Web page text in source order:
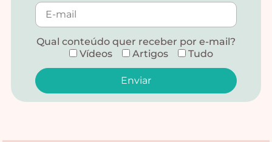
Qual conteúdo quer receber por e-mail?
Vídeos
Artigos Tudo